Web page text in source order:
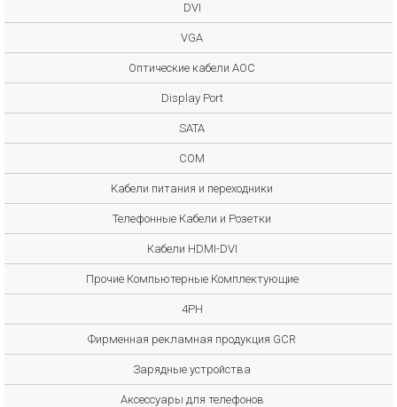
DVI
VGA
Оптические кабели AOC
Display Port
SATA
COM
Кабели питания и переходники
Телефонные Кабели и Розетки
Кабели HDMI-DVI
Прочие Компьютерные Комплектующие
4PH
Фирменная рекламная продукция GCR
Зарядные устройства
Аксессуары для телефонов